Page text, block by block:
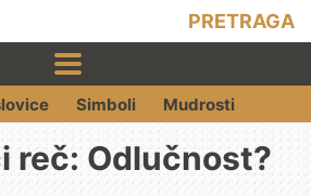
PRETRAGA
Simboli Mudrosti
reč: Odlučnost?